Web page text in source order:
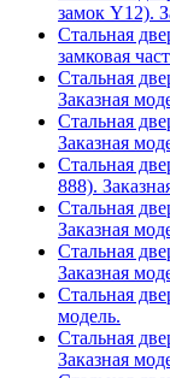
замок Y12).
Стальная
замковая
Стальная
Заказная
Стальная
Заказная
Стальная
888).
Стальная
Заказная
Стальная
Заказная
Стальная
модель.
Стальная
Заказная